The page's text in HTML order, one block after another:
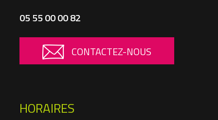
05 55 00 00 82
CONTACTEZ-NOUS
HORAIRES